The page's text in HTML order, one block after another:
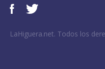
LaHiguera.net. Todos los